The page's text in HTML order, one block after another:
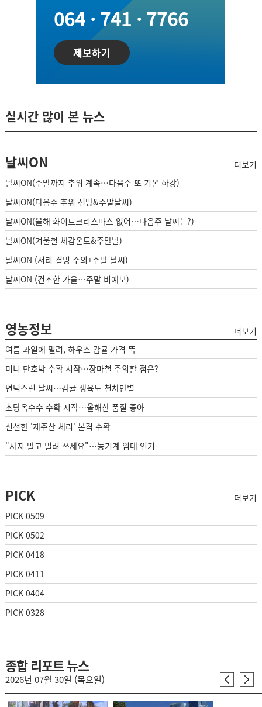
064 · 741 · 7766
제보하기
실시간 많이 본 뉴스
날씨ON
더보기
날씨ON(주말까지 추위 계속…다음주 또 기온 하강)
날씨ON(다음주 추위 전망&주말날씨)
날씨ON(올해 화이트크리스마스 없어…다음주 날씨는?)
날씨ON(겨울철 체감온도&주말날)
날씨ON (서리 결빙 주의+주말 날씨)
날씨ON (건조한 가을…주말 비예보)
영농정보
더보기
여름 과일에 밀려, 하우스 감귤 가격 뚝
미니 단호박 수확 시작…장마철 주의할 점은?
변덕스런 날씨…감귤 생육도 천차만별
초당옥수수 수확 시작…올해산 품질 좋아
신선한 '제주산 체리' 본격 수확
"사지 말고 빌려 쓰세요"…농기계 임대 인기
PICK
더보기
PICK 0509
PICK 0502
PICK 0418
PICK 0411
PICK 0404
PICK 0328
종합 리포트 뉴스
2026년 07월 30일 (목요일)